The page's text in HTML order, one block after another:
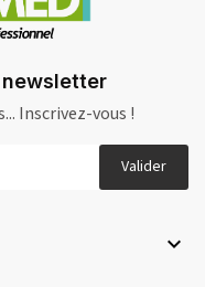
Inscrivez-vous !
Valider
